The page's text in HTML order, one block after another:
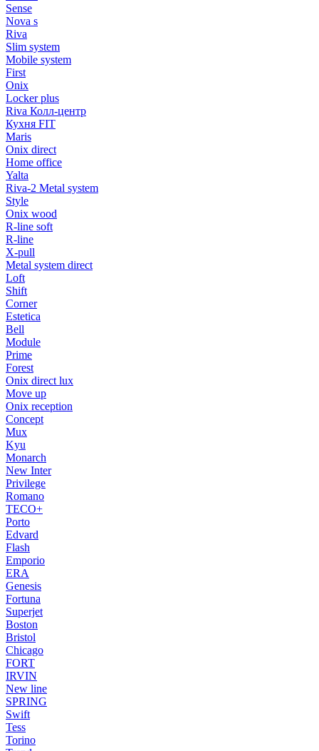
Sense
Nova s
Riva
Slim system
Mobile system
First
Onix
Locker plus
Riva Колл-центр
Кухня FIT
Maris
Onix direct
Home office
Yalta
Riva-2 Metal system
Style
Onix wood
R-line soft
R-line
X-pull
Metal system direct
Loft
Shift
Corner
Estetica
Bell
Module
Prime
Forest
Onix direct lux
Move up
Onix reception
Concept
Mux
Kyu
Monarch
New Inter
Privilege
Romano
TECO+
Porto
Edvard
Flash
Emporio
ERA
Genesis
Fortuna
Superjet
Boston
Bristol
Chicago
FORT
IRVIN
New line
SPRING
Swift
Tess
Torino